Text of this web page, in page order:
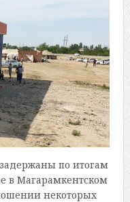
по итогам
в Магарамкентском
некоторых